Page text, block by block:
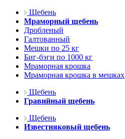
Щебень
Мраморный щебень
Дробленый
Галтованный
Мешки по 25 кг
Биг-бэги по 1000 кг
Мраморная крошка
Мраморная крошка в мешках
Щебень
Гравийный щебень
Щебень
Известняковый щебень